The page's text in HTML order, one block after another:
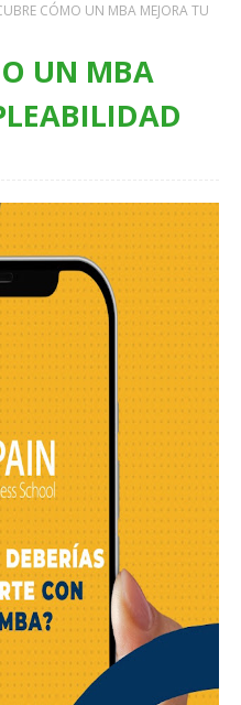
CÓMO UN MBA MEJORA TU
UN MBA